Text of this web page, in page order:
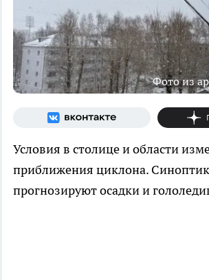
Фото из
Условия в столице и области
приближения циклона.
прогнозируют осадки и